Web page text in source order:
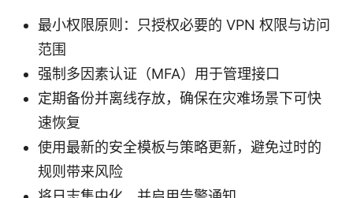
最小权限原则：只授权必要的 VPN 权限与访问
范围
强制多因素认证（MFA）用于管理接口
定期备份并离线存放，确保在灾难场景下可快
速恢复
使用最新的安全模板与策略更新，避免过时的
规则带来风险